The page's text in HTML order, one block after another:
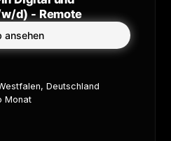
d) - Remote
ansehen
Deutschland
Monat